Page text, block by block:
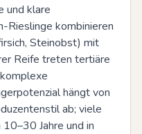
und klare
Rieslinge kombinieren
Steinobst) mit
Reife treten tertiäre
hängt von
ab; viele
Jahre und in